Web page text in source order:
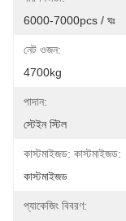
6000-7000pcs / ঘঃ
নেট ওজন:
4700kg
পাদান:
স্টেইন স্টিল
কাস্টমাইজড: কাস্টমাইজড:
কাস্টমাইজড
প্যাকেজিং বিবরণ: